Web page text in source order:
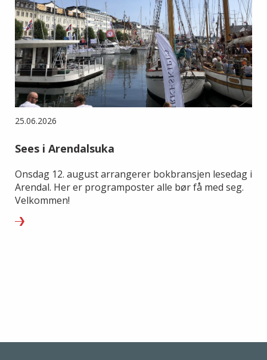
25.06.2026
Sees i Arendalsuka
Onsdag 12. august arrangerer bokbransjen lesedag i
Arendal. Her er programposter alle bør få med seg.
Velkommen!